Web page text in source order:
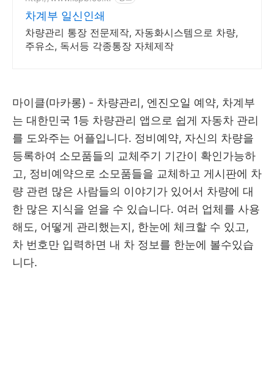
차계부 일신인쇄
차량관리 통장 전문제작, 자동화시스템으로 차량,
주유소, 독서등 각종통장 자체제작
마이클(마카롱) - 차량관리, 엔진오일 예약, 차계부
는 대한민국 1등 차량관리 앱으로 쉽게 자동차 관리
를 도와주는 어플입니다. 정비예약, 자신의 차량을
등록하여 소모품들의 교체주기 기간이 확인가능하
고, 정비예약으로 소모품들을 교체하고 게시판에 차
량 관련 많은 사람들의 이야기가 있어서 차량에 대
한 많은 지식을 얻을 수 있습니다. 여러 업체를 사용
해도, 어떻게 관리했는지, 한눈에 체크할 수 있고,
차 번호만 입력하면 내 차 정보를 한눈에 볼수있습
니다.